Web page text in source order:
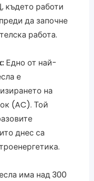
където работи
да започне
работа.
Едно от най-
е
на
(AC). Той
днес са
има над 300